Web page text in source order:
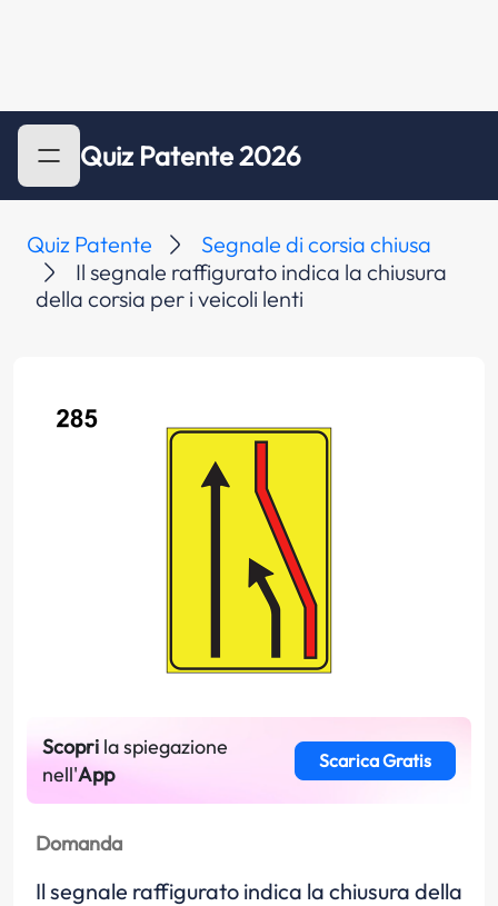
Quiz Patente 2026
Quiz Patente
Segnale di corsia chiusa
Il segnale raffigurato indica la chiusura
della corsia per i veicoli lenti
Scopri la spiegazione
nell'App
Scarica Gratis
Domanda
Il segnale raffigurato indica la chiusura della